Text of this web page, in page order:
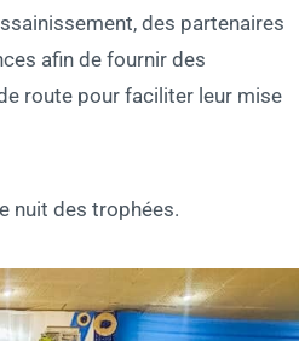
des partenaires
afin de fournir des
route pour faciliter leur mise
nuit des trophées.